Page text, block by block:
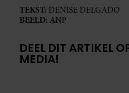
TEKST: DENISE DELGADO
BEELD:ANP
DEEL DIT ARTIKEL
MEDIA!